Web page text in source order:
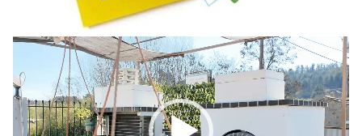
Πρόγραμμα
Αναπαραγωγής
Βίντεο